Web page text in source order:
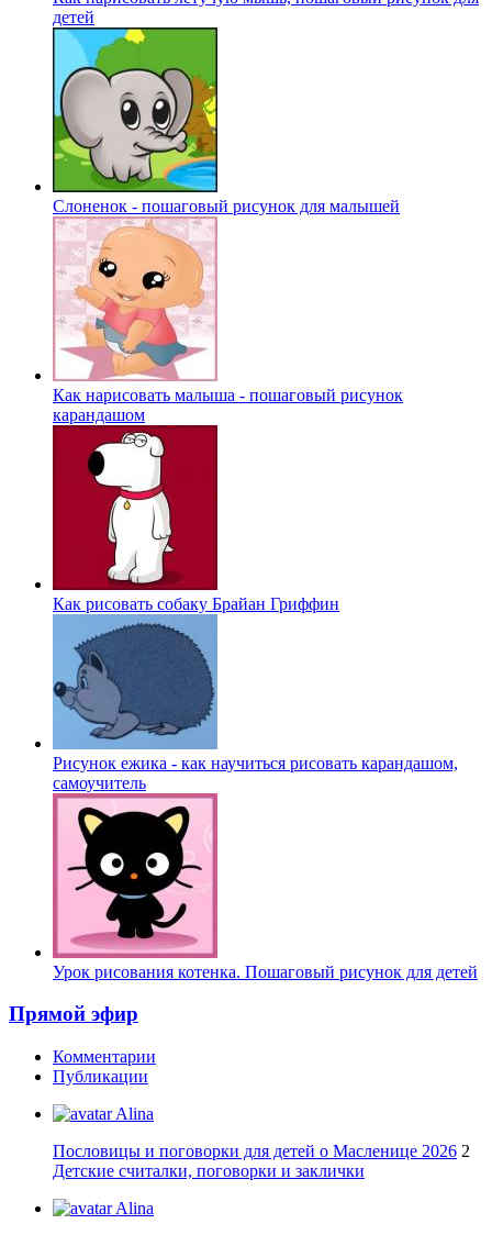
детей
Слоненок - пошаговый рисунок для малышей
Как нарисовать малыша - пошаговый рисунок
карандашом
Как рисовать собаку Брайан Гриффин
Рисунок ежика - как научиться рисовать карандашом,
самоучитель
Урок рисования котенка. Пошаговый рисунок для детей
Прямой эфир
Комментарии
Публикации
Alina
Пословицы и поговорки для детей о Масленице 2026 2
Детские считалки, поговорки и заклички
Alina